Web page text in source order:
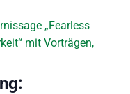
„Fearless
mit Vorträgen,